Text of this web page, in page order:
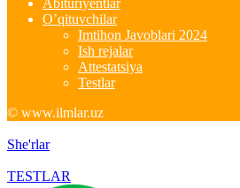
Abituriyentlar
O’qituvchilar
Imtihon Javoblari 2024
Ish rejalar
Attestatsiya
Testlar
© www.ilmlar.uz
She'rlar
TESTLAR